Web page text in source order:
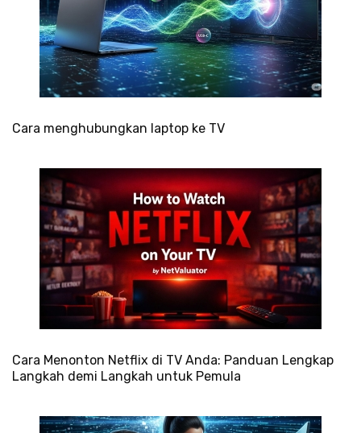
Cara menghubungkan laptop ke TV
Cara Menonton Netflix di TV Anda: Panduan Lengkap
Langkah demi Langkah untuk Pemula